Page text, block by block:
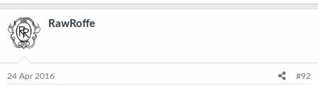
RawRoffe
24 Apr 2016 #92